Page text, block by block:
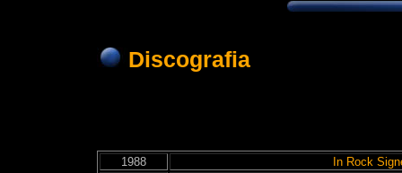
Discografia
1988
In Rock